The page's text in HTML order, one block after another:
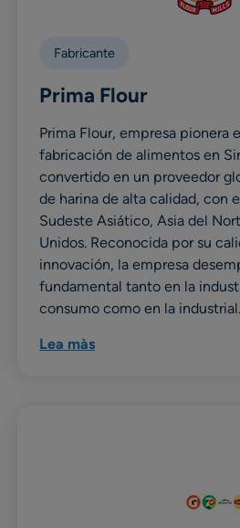
Fabricante
Prima Flour
Prima Flour, empresa pionera
fabricación de alimentos en
convertido en un proveedor
de harina de alta calidad, con
Sudeste Asiático, Asia del
Unidos. Reconocida por su
innovación, la empresa
fundamental tanto en la
consumo como en la industrial.
Lea màs